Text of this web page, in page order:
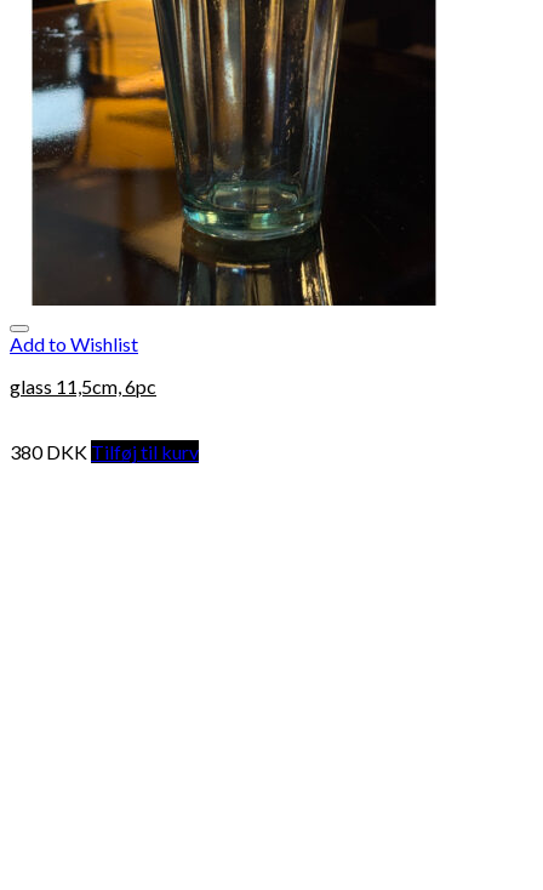
Add to Wishlist
glass 11,5cm, 6pc
380DKK Tilføj til kurv